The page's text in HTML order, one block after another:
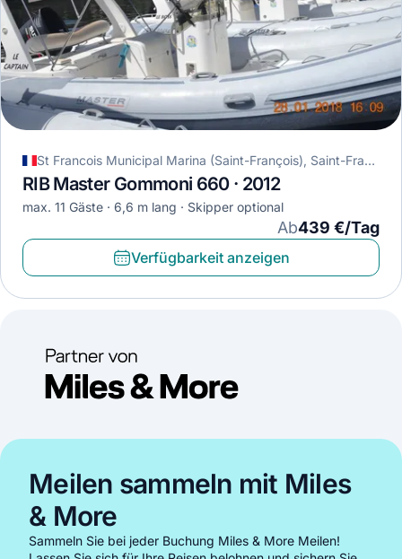
St Francois Municipal Marina (Saint-François), Saint-François, Guadeloupe
RIB Master Gommoni 660 · 2012
max. 11 Gäste 6,6 m lang Skipper optional
Ab439 €/Tag
Verfügbarkeit anzeigen
Meilen sammeln mit Miles
& More
Sammeln Sie bei jeder Buchung Miles & More Meilen!